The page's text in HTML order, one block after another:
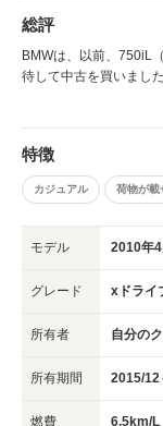
え切りハンドルの重さ
総評
BMWは、以前、750iL
待して中古を買いまし
大トルクに乗りなれた
特徴
カジュアル 荷物が載
モデル 2010年
グレード xドライ
所有者 自分の
所有期間 2015/12
燃費 6.5km/L